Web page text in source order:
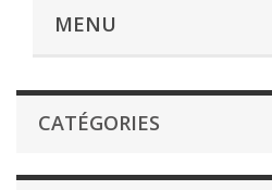
MENU
CATÉGORIES